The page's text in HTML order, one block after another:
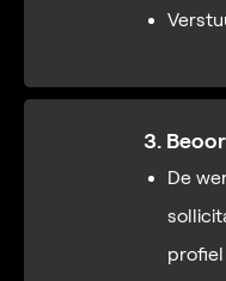
3.
De
profiel